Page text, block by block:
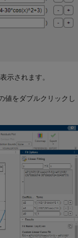
示されます。
値をダブルクリックし